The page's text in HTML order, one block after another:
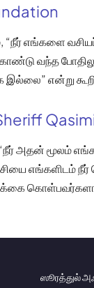
எங்களை
வந்த
இல்லை” என்று
அதன் மூலம்
எங்களிடம் நீர்
ஸூரத்துல்